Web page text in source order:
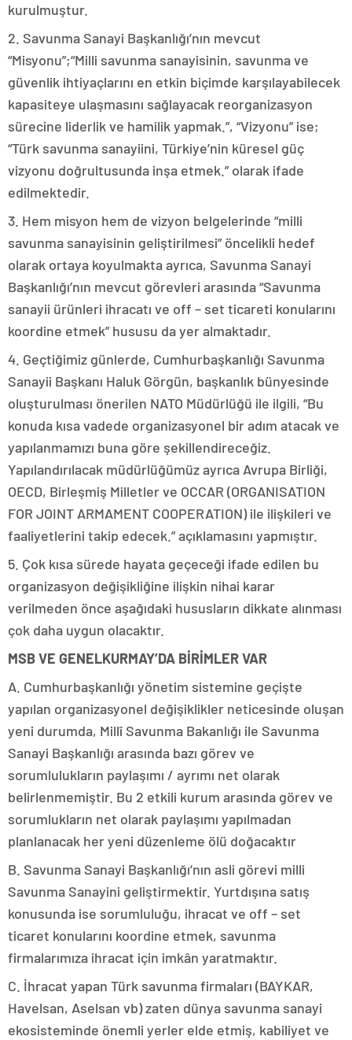
kurulmuştur.
2. Savunma Sanayi Başkanlığı’nın mevcut
“Misyonu”;“Milli savunma sanayisinin, savunma ve
güvenlik ihtiyaçlarını en etkin biçimde karşılayabilecek
kapasiteye ulaşmasını sağlayacak reorganizasyon
sürecine liderlik ve hamilik yapmak.”, “Vizyonu” ise;
“Türk savunma sanayiini, Türkiye’nin küresel güç
vizyonu doğrultusunda inşa etmek.” olarak ifade
edilmektedir.
3. Hem misyon hem de vizyon belgelerinde “milli
savunma sanayisinin geliştirilmesi” öncelikli hedef
olarak ortaya koyulmakta ayrıca, Savunma Sanayi
Başkanlığı’nın mevcut görevleri arasında “Savunma
sanayii ürünleri ihracatı ve off – set ticareti konularını
koordine etmek” hususu da yer almaktadır.
4. Geçtiğimiz günlerde, Cumhurbaşkanlığı Savunma
Sanayii Başkanı Haluk Görgün, başkanlık bünyesinde
oluşturulması önerilen NATO Müdürlüğü ile ilgili, “Bu
konuda kısa vadede organizasyonel bir adım atacak ve
yapılanmamızı buna göre şekillendireceğiz.
Yapılandırılacak müdürlüğümüz ayrıca Avrupa Birliği,
OECD, Birleşmiş Milletler ve OCCAR (ORGANISATION
FOR JOINT ARMAMENT COOPERATION) ile ilişkileri ve
faaliyetlerini takip edecek.” açıklamasını yapmıştır.
5. Çok kısa sürede hayata geçeceği ifade edilen bu
organizasyon değişikliğine ilişkin nihai karar
verilmeden önce aşağıdaki hususların dikkate alınması
çok daha uygun olacaktır.
MSB VE GENELKURMAY’DA BİRİMLER VAR
A. Cumhurbaşkanlığı yönetim sistemine geçişte
yapılan organizasyonel değişiklikler neticesinde oluşan
yeni durumda, Millî Savunma Bakanlığı ile Savunma
Sanayi Başkanlığı arasında bazı görev ve
sorumlulukların paylaşımı / ayrımı net olarak
belirlenmemiştir. Bu 2 etkili kurum arasında görev ve
sorumlukların net olarak paylaşımı yapılmadan
planlanacak her yeni düzenleme ölü doğacaktır
B. Savunma Sanayi Başkanlığı’nın asli görevi milli
Savunma Sanayini geliştirmektir. Yurtdışına satış
konusunda ise sorumluluğu, ihracat ve off – set
ticaret konularını koordine etmek, savunma
firmalarımıza ihracat için imkân yaratmaktır.
C. İhracat yapan Türk savunma firmaları (BAYKAR,
Havelsan, Aselsan vb) zaten dünya savunma sanayi
ekosisteminde önemli yerler elde etmiş, kabiliyet ve